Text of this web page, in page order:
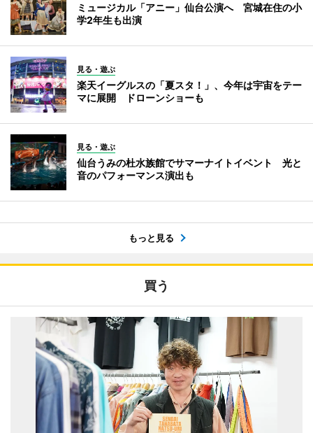
ミュージカル「アニー」仙台公演へ 宮城在住の小
学2年生も出演
見る・遊ぶ
楽天イーグルスの「夏スタ！」、今年は宇宙をテー
マに展開 ドローンショーも
見る・遊ぶ
仙台うみの杜水族館でサマーナイトイベント 光と
音のパフォーマンス演出も
もっと見る
買う